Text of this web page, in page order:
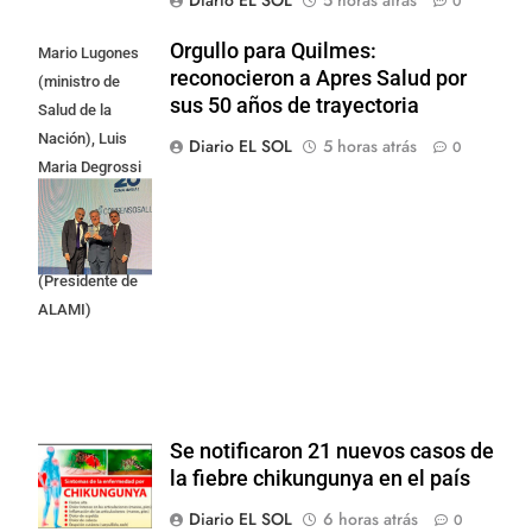
Mario Lugones
(ministro de
Salud de la
Nación), Luis
Maria Degrossi
(Presidente de
Apres Salud) y
Cristian Mazza
(Presidente de
ALAMI)
Orgullo para Quilmes:
reconocieron a Apres Salud por
sus 50 años de trayectoria
Diario EL SOL
5 horas atrás 0
Se notificaron 21 nuevos casos de
la fiebre chikungunya en el país
Diario EL SOL
6 horas atrás 0